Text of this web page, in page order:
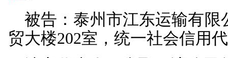
委托代理人：戴文斌
委托代理人：王斌，